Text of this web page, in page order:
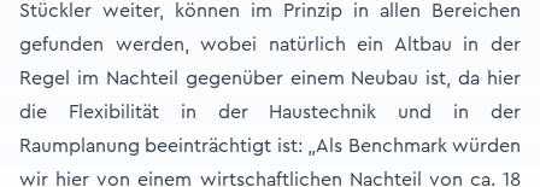
Stückler weiter, können im Prinzip in allen Bereichen
gefunden werden, wobei natürlich ein Altbau in der
Regel im Nachteil gegenüber einem Neubau ist, da hier
die Flexibilität in der Haustechnik und in der
Raumplanung beeinträchtigt ist: „Als Benchmark würden
wir hier von einem wirtschaftlichen Nachteil von ca. 18